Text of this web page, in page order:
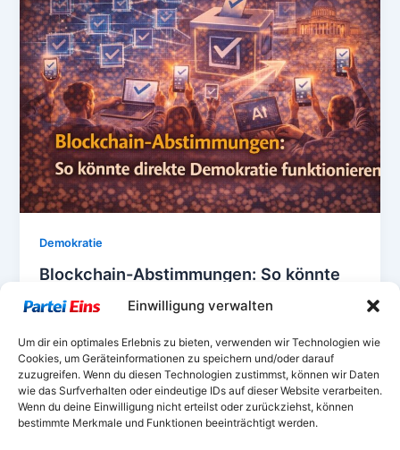
Einwilligung verwalten
Um dir ein optimales Erlebnis zu bieten, verwenden wir Technologien wie
Cookies, um Geräteinformationen zu speichern und/oder darauf
zuzugreifen. Wenn du diesen Technologien zustimmst, können wir Daten
wie das Surfverhalten oder eindeutige IDs auf dieser Website verarbeiten.
Wenn du deine Einwilligung nicht erteilst oder zurückziehst, können
bestimmte Merkmale und Funktionen beeinträchtigt werden.
Demokratie
Blockchain-Abstimmungen: So könnte
Demokratie sicherer, transparenter und direkter
machen. Warum die Technologie politisch
bedeutsam – und längst überfällig – ist.